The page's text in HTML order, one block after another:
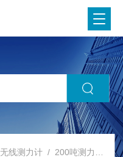
无线测力计 / 200吨测力计 /